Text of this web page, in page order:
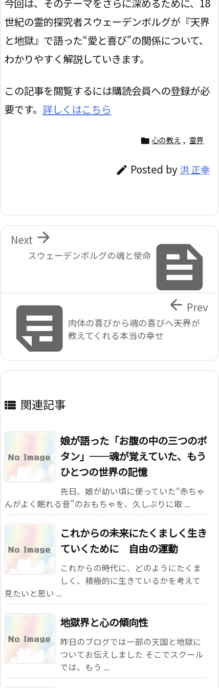
世紀の霊的探究者スウェーデンボルグが『天界
と地獄』で語った“愛と喜び”の関係について、
わかりやすく解説していきます。
この記事を閲覧するには購読会員への登録が必
要です。 詳しくはこちら
 心の教え , 霊界
 Posted by 洪 正幸

スウェーデンボルグの魂と使命

Next
肉体の喜びから魂の喜びへ――天界が
教えてくれる本当の幸せ
 Prev
 関連記事
娘が語った「お腹の中の三つのボ
タン」──魂が覚えていた、もう
ひとつの世界の記憶
先日、娘が幼い頃に使っていた“赤ちゃ
んがよく眠れる音”のおもちゃを、久しぶりに取 ...
これからの未来にたくましく生き
ていくために 自由の運動
これからの時代に、どのようにたくま
しく、積極的に生きているかを考えて
見たいと思い ...
地獄界と心の傾向性
昨日のブログでは一部の天国と地獄に
ついてお伝えしました そこでスクール
では、もう ...